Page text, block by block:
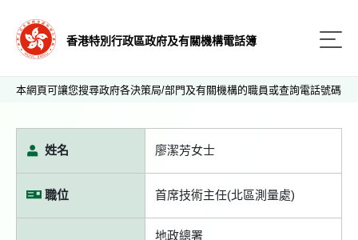
香港特別行政區政府及有關機構電話簿
本網頁可讓您搜尋政府各決策局/部門及有關機構的職員或查詢電話號碼
姓名 廖潔芳女士
職位 首席技術主任(北區測量處)
地政總署